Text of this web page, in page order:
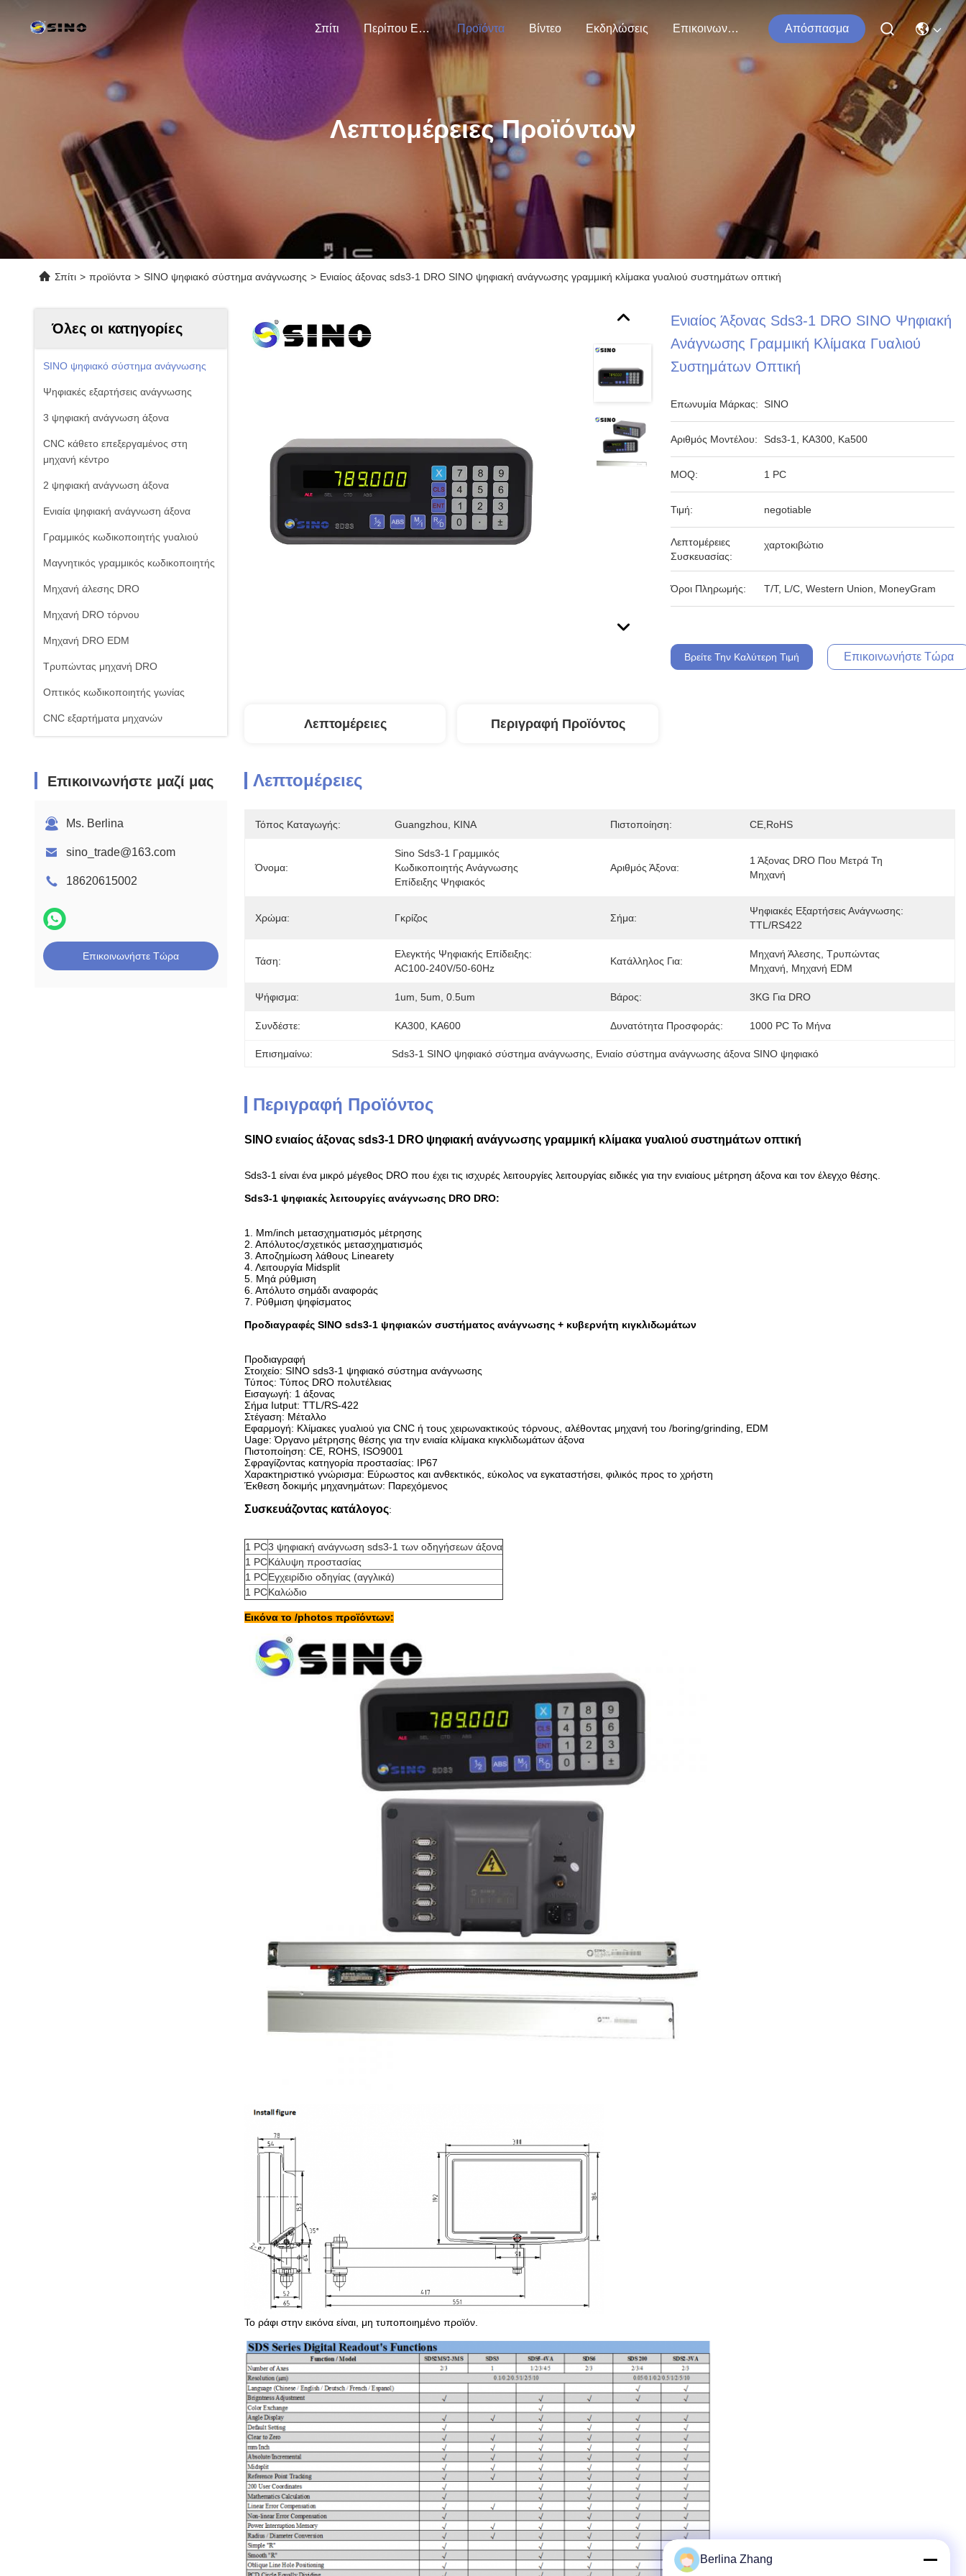
Σπίτι Περίπου Εμείς Προϊόντα Βίντεο Εκδηλώσεις Επικοινωνήστε Μαζί Μας Απόσπασμα
Λεπτομέρειες Προϊόντων
Σπίτι > προϊόντα > SINO ψηφιακό σύστημα ανάγνωσης > Ενιαίος άξονας sds3-1 DRO SINO ψηφιακή ανάγνωσης γραμμική κλίμακα γυαλιού συστημάτων οπτική
Όλες οι κατηγορίες
SINO ψηφιακό σύστημα ανάγνωσης
Ψηφιακές εξαρτήσεις ανάγνωσης
3 ψηφιακή ανάγνωση άξονα
CNC κάθετο επεξεργαμένος στη
μηχανή κέντρο
2 ψηφιακή ανάγνωση άξονα
Ενιαία ψηφιακή ανάγνωση άξονα
Γραμμικός κωδικοποιητής γυαλιού
Μαγνητικός γραμμικός κωδικοποιητής
Μηχανή άλεσης DRO
Μηχανή DRO τόρνου
Μηχανή DRO EDM
Τρυπώντας μηχανή DRO
Οπτικός κωδικοποιητής γωνίας
CNC εξαρτήματα μηχανών
Επικοινωνήστε μαζί μας
Ms. Berlina
sino_trade@163.com
18620615002
Επικοινωνήστε Τώρα
Ενιαίος Άξονας Sds3-1 DRO SINO Ψηφιακή
Ανάγνωσης Γραμμική Κλίμακα Γυαλιού
Συστημάτων Οπτική
Επωνυμία Μάρκας: SINO
Αριθμός Μοντέλου: Sds3-1, KA300, Ka500
MOQ: 1 PC
Τιμή: negotiable
Λεπτομέρειες
Συσκευασίας:
χαρτοκιβώτιο
Όροι Πληρωμής: T/T, L/C, Western Union, MoneyGram
Βρείτε Την Καλύτερη Τιμή Επικοινωνήστε Τώρα
Λεπτομέρειες Περιγραφή Προϊόντος
Λεπτομέρειες
Τόπος Καταγωγής: Guangzhou, ΚΙΝΑ Πιστοποίηση: CE,RoHS
Όνομα:
Sino Sds3-1 Γραμμικός
Κωδικοποιητής Ανάγνωσης
Επίδειξης Ψηφιακός
Αριθμός Άξονα:
1 Άξονας DRO Που Μετρά Τη
Μηχανή
Χρώμα: Γκρίζος Σήμα:
Ψηφιακές Εξαρτήσεις Ανάγνωσης:
TTL/RS422
Τάση:
Ελεγκτής Ψηφιακής Επίδειξης:
AC100-240V/50-60Hz
Κατάλληλος Για:
Μηχανή Άλεσης, Τρυπώντας
Μηχανή, Μηχανή EDM
Ψήφισμα: 1um, 5um, 0.5um Βάρος: 3KG Για DRO
Συνδέστε: KA300, KA600 Δυνατότητα Προσφοράς: 1000 PC Το Μήνα
Επισημαίνω: Sds3-1 SINO ψηφιακό σύστημα ανάγνωσης Ενιαίο σύστημα ανάγνωσης άξονα SINO ψηφιακό
Περιγραφή Προϊόντος
SINO ενιαίος άξονας sds3-1 DRO ψηφιακή ανάγνωσης γραμμική κλίμακα γυαλιού συστημάτων οπτική
Sds3-1 είναι ένα μικρό μέγεθος DRO που έχει τις ισχυρές λειτουργίες λειτουργίας ειδικές για την ενιαίους μέτρηση άξονα και τον έλεγχο θέσης.
Sds3-1 ψηφιακές λειτουργίες ανάγνωσης DRO DRO:
1. Mm/inch μετασχηματισμός μέτρησης
2. Απόλυτος/σχετικός μετασχηματισμός
3. Αποζημίωση λάθους Linearety
4. Λειτουργία Midsplit
5. Μηά ρύθμιση
6. Απόλυτο σημάδι αναφοράς
7. Ρύθμιση ψηφίσματος
Προδιαγραφές SINO sds3-1 ψηφιακών συστήματος ανάγνωσης + κυβερνήτη κιγκλιδωμάτων
Προδιαγραφή
Στοιχείο: SINO sds3-1 ψηφιακό σύστημα ανάγνωσης
Τύπος: Τύπος DRO πολυτέλειας
Εισαγωγή: 1 άξονας
Σήμα Iutput: TTL/RS-422
Στέγαση: Μέταλλο
Εφαρμογή: Κλίμακες γυαλιού για CNC ή τους χειρωνακτικούς τόρνους, αλέθοντας μηχανή του /boring/grinding, EDM
Uage: Όργανο μέτρησης θέσης για την ενιαία κλίμακα κιγκλιδωμάτων άξονα
Πιστοποίηση: CE, ROHS, ISO9001
Σφραγίζοντας κατηγορία προστασίας: IP67
Χαρακτηριστικό γνώρισμα: Εύρωστος και ανθεκτικός, εύκολος να εγκαταστήσει, φιλικός προς το χρήστη
Έκθεση δοκιμής μηχανημάτων: Παρεχόμενος
Συσκευάζοντας κατάλογος:
1 PC3 ψηφιακή ανάγνωση sds3-1 των οδηγήσεων άξονα
1 PCΚάλυψη προστασίας
1 PCΕγχειρίδιο οδηγίας (αγγλικά)
1 PCΚαλώδιο
Εικόνα το /photos προϊόντων:
Το ράφι στην εικόνα είναι, μη τυποποιημένο προϊόν.
Berlina Zhang